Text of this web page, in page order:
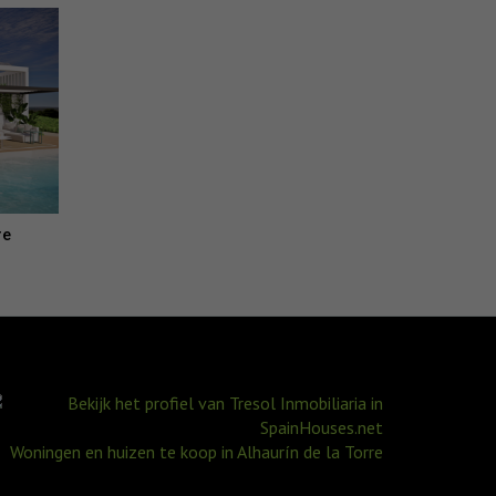
Woningen en huizen te koop in Alhaurín de la Torre